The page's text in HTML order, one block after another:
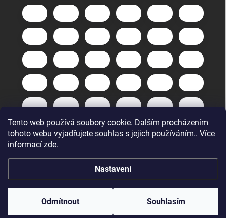
Tento web používá soubory cookie. Dalším procházením
tohoto webu vyjadřujete souhlas s jejich používáním.. Více
informací zde.
Nastavení
Odmítnout Souhlasím
Vytvořil Shoptet
Copyright 2026GuneXpert s.r.o.. Všechna práva vyhrazena.Upravit